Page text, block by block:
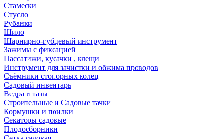
Стамески
Стусло
Рубанки
Шило
Шарнирно-губцевый инструмент
Зажимы с фиксацией
Пассатижи, кусачки , клещи
Инструмент для зачистки и обжима проводов
Съёмники стопорных колец
Садовый инвентарь
Ведра и тазы
Строительные и Садовые тачки
Кормушки и поилки
Секаторы садовые
Плодосборники